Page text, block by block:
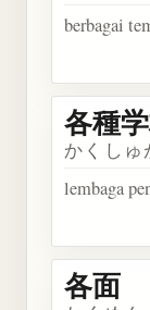
berbagai
各種
かくしゅ
lembaga
各面